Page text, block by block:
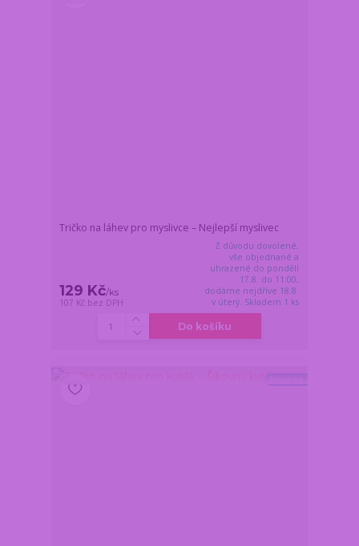
Tričko na láhev pro myslivce – Nejlepší myslivec
129 Kč/ks
107 Kč bez DPH
Z důvodu dovolené,
vše objednané a
uhrazené do pondělí
17.8. do 11:00,
dodáme nejdříve 18.8.
v úterý. Skladem 1 ks
Do košíku